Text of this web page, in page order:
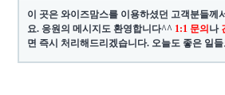
이 곳은 와이즈맘스를 이용하셨던 고객분들께
요. 응원의 메시지도 환영합니다^^ 1:1 문의 나
면 즉시 처리해드리겠습니다. 오늘도 좋은 일